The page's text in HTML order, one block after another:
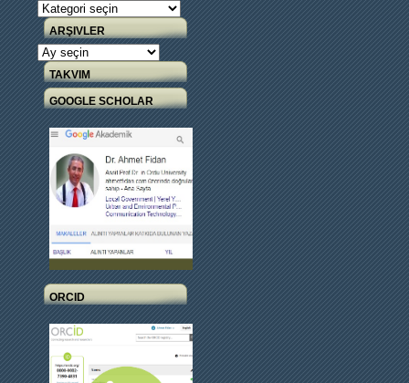
Yazı
Kategorileri
ARŞIVLER
Arşivler
TAKVIM
GOOGLE SCHOLAR
ORCID